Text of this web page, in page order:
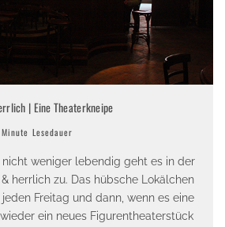
| Eine Theaterkneipe
Lesedauer
weniger lebendig geht es in der
herrlich zu. Das hübsche Lokälchen
Freitag und dann, wenn es eine
ein neues Figurentheaterstück